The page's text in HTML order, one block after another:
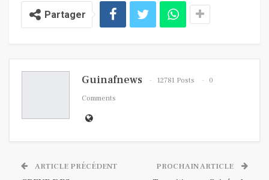
Partager
Guinafnews 12781 Posts
0
Comments
ARTICLE PRÉCÉDENT PROCHAIN ARTICLE